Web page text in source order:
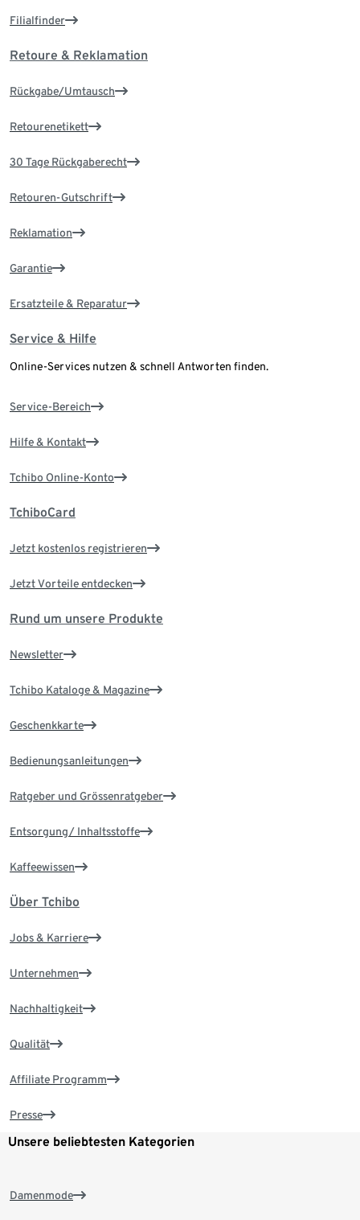
Filialfinder
Retoure & Reklamation
Rückgabe/Umtausch
Retourenetikett
30 Tage Rückgaberecht
Retouren-Gutschrift
Reklamation
Garantie
Ersatzteile & Reparatur
Service & Hilfe
Online-Services nutzen & schnell Antworten finden.
Service-Bereich
Hilfe & Kontakt
Tchibo Online-Konto
TchiboCard
Jetzt kostenlos registrieren
Jetzt Vorteile entdecken
Rund um unsere Produkte
Newsletter
Tchibo Kataloge & Magazine
Geschenkkarte
Bedienungsanleitungen
Ratgeber und Grössenratgeber
Entsorgung/ Inhaltsstoffe
Kaffeewissen
Über Tchibo
Jobs & Karriere
Unternehmen
Nachhaltigkeit
Qualität
Affiliate Programm
Presse
Unsere beliebtesten Kategorien
Damenmode